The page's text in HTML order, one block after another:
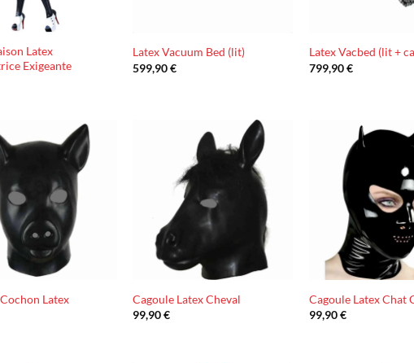
Latex
Exigeante
Latex Vacuum Bed (lit)
599,90€
Latex Vacbed (lit +
799,90€
Ajouter
à la liste
Latex
Ajouter
à la liste
d’envies
Cagoule Latex Cheval
99,90€
Cagoule Latex Chat
99,90€